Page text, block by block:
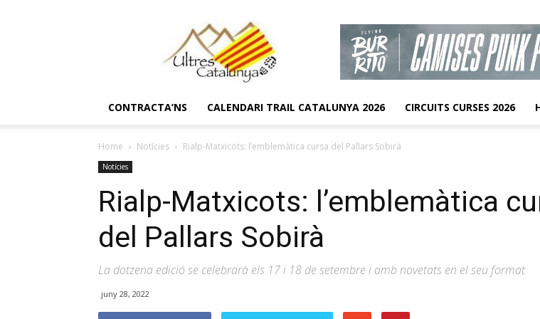
CONTRACTA’NS CALENDARI TRAIL CATALUNYA 2026 CIRCUITS CURSES 2026
Home Notícies Rialp-Matxicots: l’emblemàtica cursa del Pallars Sobirà
Notícies
Rialp-Matxicots: l’emblemàtica
del Pallars Sobirà
La dotzena edició se celebrarà els 17 i 18 de setembre i amb novetats en el seu format
juny 28, 2022